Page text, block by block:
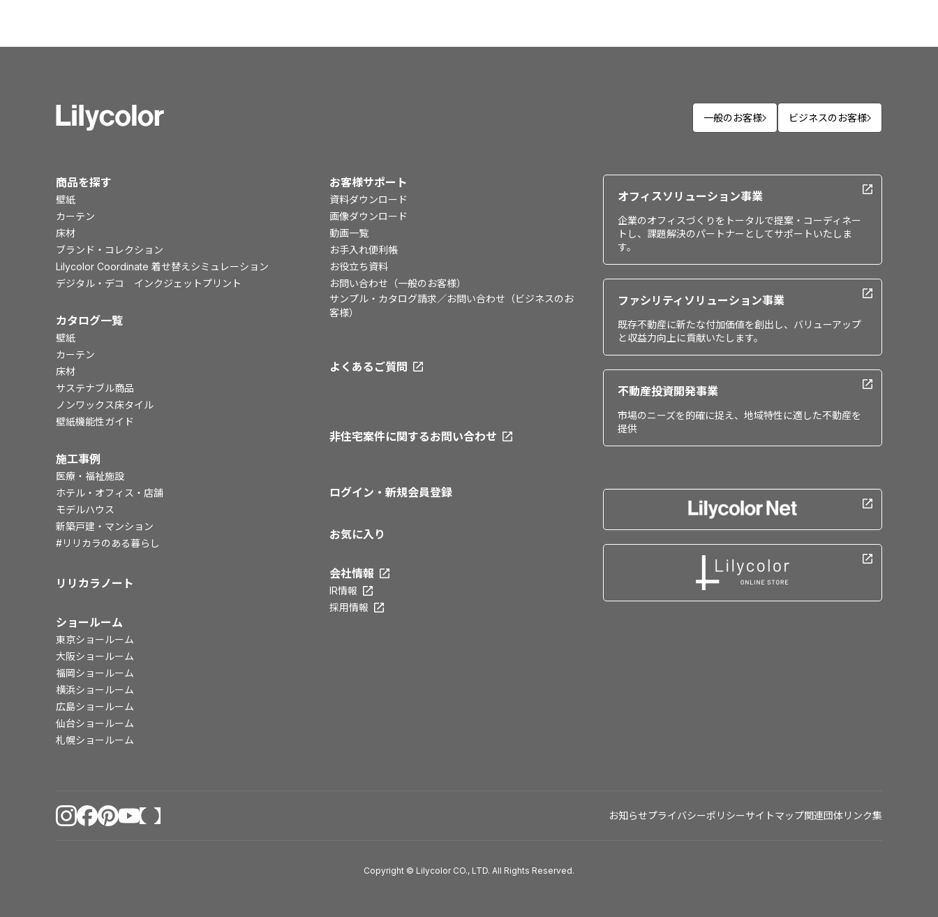
一般のお客様 ビジネスのお客様
商品を探す
壁紙
カーテン
床材
ブランド・コレクション
Lilycolor Coordinate 着せ替えシミュレーション
デジタル・デコ インクジェットプリント
カタログ一覧
壁紙
カーテン
床材
サステナブル商品
ノンワックス床タイル
壁紙機能性ガイド
施工事例
医療・福祉施設
ホテル・オフィス・店舗
モデルハウス
新築戸建・マンション
#リリカラのある暮らし
リリカラノート
ショールーム
東京ショールーム
大阪ショールーム
福岡ショールーム
横浜ショールーム
広島ショールーム
仙台ショールーム
札幌ショールーム
お客様サポート
資料ダウンロード
画像ダウンロード
動画一覧
お手入れ便利帳
お役立ち資料
お問い合わせ（一般のお客様）
サンプル・カタログ請求／お問い合わせ（ビジネスのお
客様）
よくあるご質問
非住宅案件に関するお問い合わせ
ログイン・新規会員登録
お気に入り
会社情報
IR情報
採用情報
オフィスソリューション事業
企業のオフィスづくりをトータルで提案・コーディネー
トし、課題解決のパートナーとしてサポートいたしま
す。
ファシリティソリューション事業
既存不動産に新たな付加価値を創出し、バリューアップ
と収益力向上に貢献いたします。
不動産投資開発事業
市場のニーズを的確に捉え、地域特性に適した不動産を
提供
お知らせプライバシーポリシーサイトマップ関連団体リンク集
Copyright © Lilycolor CO., LTD. All Rights Reserved.